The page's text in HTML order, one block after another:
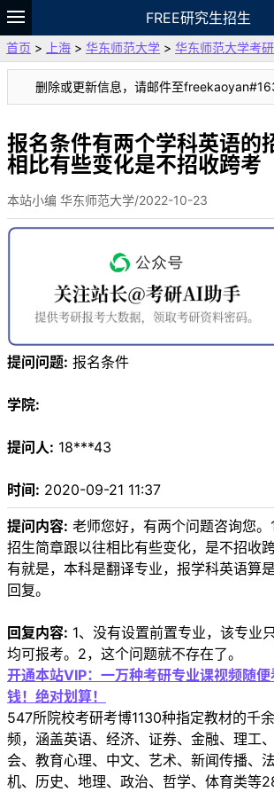
FREE研究生招生
题库
故事 专题 APP 笔记
VIP
资料
首页 > 上海 > 华东师范大学 > 华东师范大学考
删除或更新信息，请邮件至
报名条件有两个学科英语的
相比有些变化是不招收跨考
本站小编 华东师范大学/2022-10-23
提问问题: 报名条件
学院:
提问人: 18***43
时间: 2020-09-21 11:37
提问内容: 老师您好，有两个问题咨询您。
招生简章跟以往相比有些变化，是不招收
有就是，本科是翻译专业，报学科英语算
回复。
回复内容: 1、没有设置前置专业，该专业
均可报考。2，这个问题就不存在了。
开通本站VIP：一万种考研专业课视频随
钱！绝对划算！
547所院校考研考博1130种指定教材的千
频，涵盖英语、经济、证券、金融、理工
会、教育心理、中文、艺术、新闻传播、
机、历史、地理、政治、哲学、体育类等